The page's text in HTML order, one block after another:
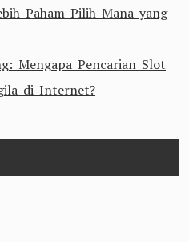
Paham Pilih Mana yang
Mengapa Pencarian Slot
di Internet?